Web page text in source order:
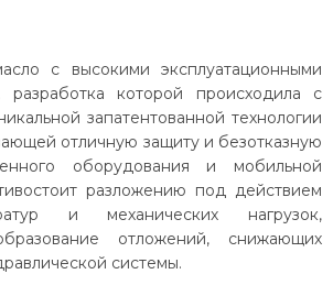
с высокими эксплуатационными
разработка которой происходила с
запатентованной технологии
отличную защиту и безотказную
оборудования и мобильной
разложению под действием
и механических нагрузок,
отложений, снижающих
системы.